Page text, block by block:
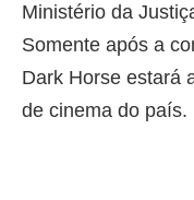
Ministério da
Somente após a
Dark Horse estará
de cinema do país.